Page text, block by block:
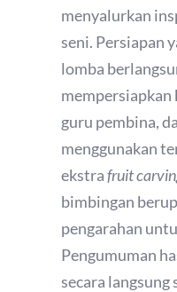
menyalurkan
seni. Persiapan
lomba
mempersiapkan
guru pembina,
menggunakan
ekstrafruit
bimbingan
pengarahan
Pengumuman
secara langsung